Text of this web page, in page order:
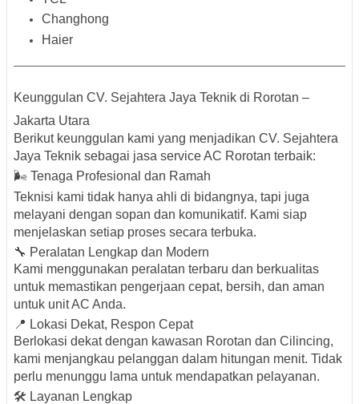
Changhong
Haier
Keunggulan CV. Sejahtera Jaya Teknik di Rorotan –
Jakarta Utara
Berikut keunggulan kami yang menjadikan CV. Sejahtera
Jaya Teknik sebagai jasa service AC Rorotan terbaik:
🌬️ Tenaga Profesional dan Ramah
Teknisi kami tidak hanya ahli di bidangnya, tapi juga
melayani dengan sopan dan komunikatif. Kami siap
menjelaskan setiap proses secara terbuka.
🔧 Peralatan Lengkap dan Modern
Kami menggunakan peralatan terbaru dan berkualitas
untuk memastikan pengerjaan cepat, bersih, dan aman
untuk unit AC Anda.
📍 Lokasi Dekat, Respon Cepat
Berlokasi dekat dengan kawasan Rorotan dan Cilincing,
kami menjangkau pelanggan dalam hitungan menit. Tidak
perlu menunggu lama untuk mendapatkan pelayanan.
🛠️ Layanan Lengkap